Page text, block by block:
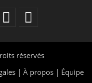
réservés
| À propos | Équipe